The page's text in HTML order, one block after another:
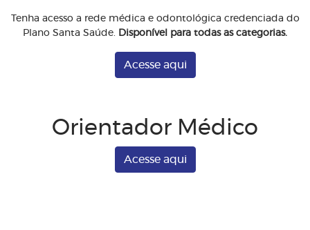
Tenha acesso a rede médica e odontológica credenciada do
Plano Santa Saúde. Disponível para todas as categorias.
Acesse aqui
Orientador Médico
Acesse aqui